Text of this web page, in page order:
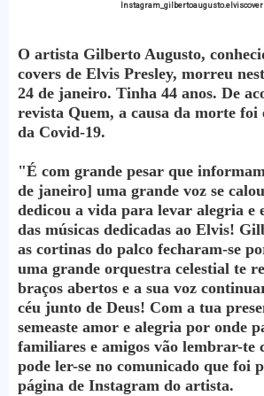
Instagram_gilbertoaugusto.elviscover
O artista Gilberto Augusto,
covers de Elvis Presley, morreu
24 de janeiro. Tinha 44 anos. De
revista Quem, a causa da morte foi
da Covid-19.
"É com grande pesar que
de janeiro] uma grande voz se
dedicou a vida para levar alegria e
das músicas dedicadas ao Elvis!
as cortinas do palco fecharam-se
uma grande orquestra celestial te
braços abertos e a sua voz
céu junto de Deus! Com a tua
semeaste amor e alegria por onde
familiares e amigos vão lembrar-te
pode ler-se no comunicado que foi
página de Instagram do artista.